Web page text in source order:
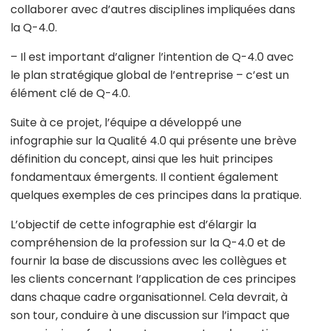
collaborer avec d’autres disciplines impliquées dans
la Q-4.0.
– Il est important d’aligner l’intention de Q-4.0 avec
le plan stratégique global de l’entreprise – c’est un
élément clé de Q-4.0.
Suite à ce projet, l’équipe a développé une
infographie sur la Qualité 4.0 qui présente une brève
définition du concept, ainsi que les huit principes
fondamentaux émergents. Il contient également
quelques exemples de ces principes dans la pratique.
L’objectif de cette infographie est d’élargir la
compréhension de la profession sur la Q-4.0 et de
fournir la base de discussions avec les collègues et
les clients concernant l’application de ces principes
dans chaque cadre organisationnel. Cela devrait, à
son tour, conduire à une discussion sur l’impact que